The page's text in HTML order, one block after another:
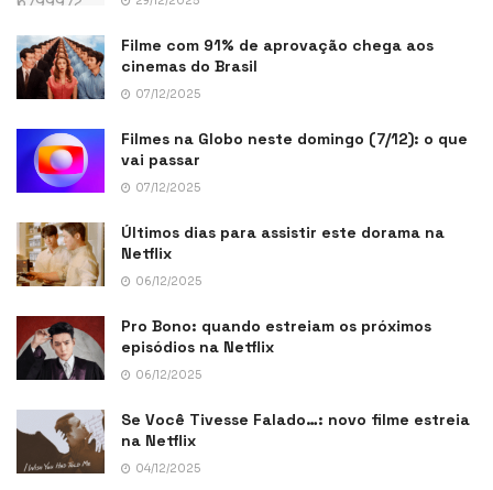
Filme com 91% de aprovação chega aos
cinemas do Brasil
07/12/2025
Filmes na Globo neste domingo (7/12): o que
vai passar
07/12/2025
Últimos dias para assistir este dorama na
Netflix
06/12/2025
Pro Bono: quando estreiam os próximos
episódios na Netflix
06/12/2025
Se Você Tivesse Falado…: novo filme estreia
na Netflix
04/12/2025